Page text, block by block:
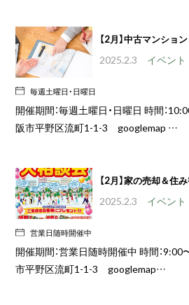
【2月】中古マンショ
2025.2.3 イベント
毎週土曜日・日曜日
開催期間：毎週土曜日・日曜日 時間：
阪市平野区流町1-1-3 googlemap …
【2月】家の売却＆住
2025.2.3 イベント
営業日随時開催中
開催期間：営業日随時開催中 時間：9:00
市平野区流町1-1-3 googlemap…